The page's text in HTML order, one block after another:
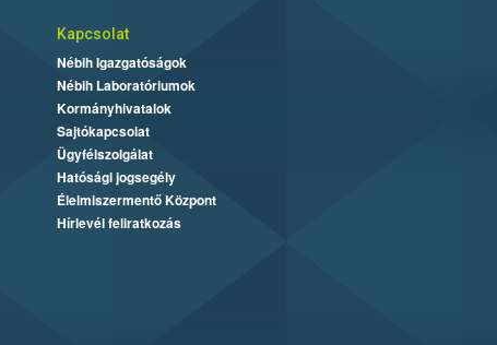
Kapcsolat
Nébih Igazgatóságok
Nébih Laboratóriumok
Kormányhivatalok
Sajtókapcsolat
Ügyfélszolgálat
Hatósági jogsegély
Élelmiszermentő Központ
Hírlevél feliratkozás